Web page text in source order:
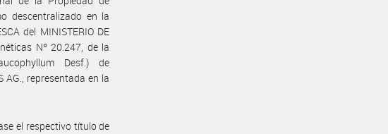
descentralizado en la
del MINISTERIO DE
Nº 20.247, de la
Desf.) de
AG., representada en la
el respectivo título de